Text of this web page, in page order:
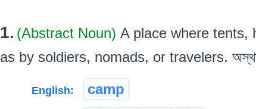
1. (Abstract Noun) A place where tents,
as by soldiers, nomads, or travelers. অস্থায়ী
English: camp